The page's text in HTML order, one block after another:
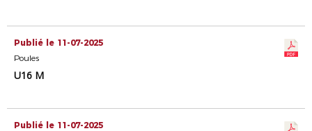
Publié le 11-07-2025
Poules
U16 M
Publié le 11-07-2025